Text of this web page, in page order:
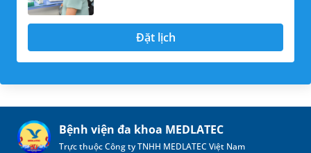
Đặt lịch
Bệnh viện đa khoa MEDLATEC
Trực thuộc Công ty TNHH MEDLATEC Việt Nam